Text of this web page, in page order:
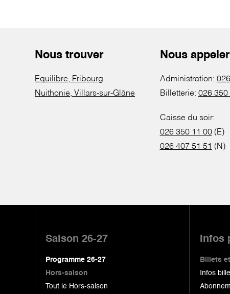
Nous trouver
Equilibre, Fribourg
Nuithonie, Villars-sur-Glâne
Nous appeler
Administration:
Billetterie: 026 350
Caisse du soir:
026 350 11 00(E)
026 407 51 51 (N)
Saison 26-27
Programme 26-27
Hors-saison
Tout le Hors-saison
Infos
Billets
Infos